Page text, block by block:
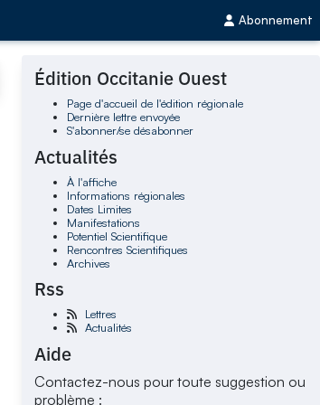
Abonnement
Édition Occitanie Ouest
Page d'accueil de l'édition régionale
Dernière lettre envoyée
S'abonner/se désabonner
Actualités
À l'affiche
Informations régionales
Dates Limites
Manifestations
Potentiel Scientifique
Rencontres Scientifiques
Archives
Rss
Lettres
Actualités
Aide
Contactez-nous pour toute suggestion ou
problème :